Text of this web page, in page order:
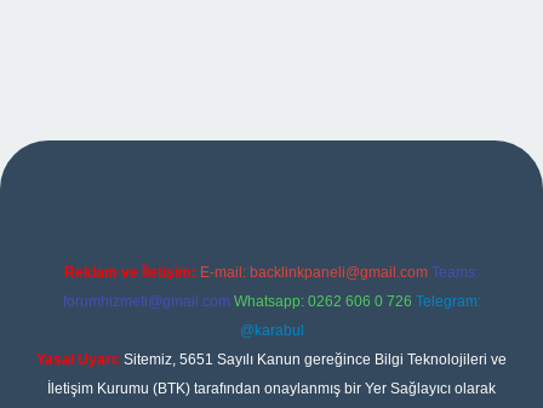
Reklam ve İletişim: E-mail: backlinkpaneli@gmail.com Teams:
forumhizmeti@gmail.com Whatsapp: 0262 606 0 726 Telegram:
@karabul
Yasal Uyarı: Sitemiz, 5651 Sayılı Kanun gereğince Bilgi Teknolojileri ve
İletişim Kurumu (BTK) tarafından onaylanmış bir Yer Sağlayıcı olarak